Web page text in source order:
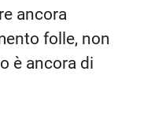
ancora
folle, non
è ancora di